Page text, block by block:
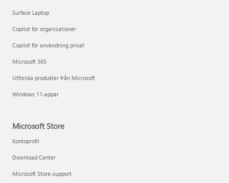
Surface Laptop
Copilot för organisationer
Copilot för användning privat
Microsoft 365
Utforska produkter från Microsoft
Windows 11-appar
Microsoft Store
Kontoprofil
Download Center
Microsoft Store-support